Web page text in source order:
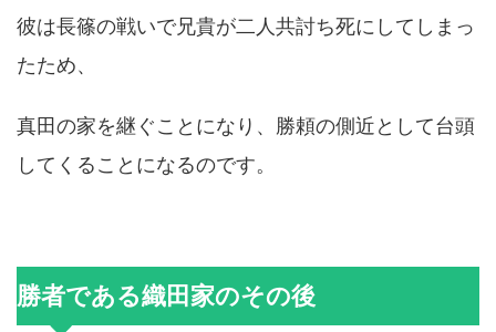
彼は長篠の戦いで兄貴が二人共討ち死にしてしまっ
たため、
真田の家を継ぐことになり、勝頼の側近として台頭
してくることになるのです。
勝者である織田家のその後